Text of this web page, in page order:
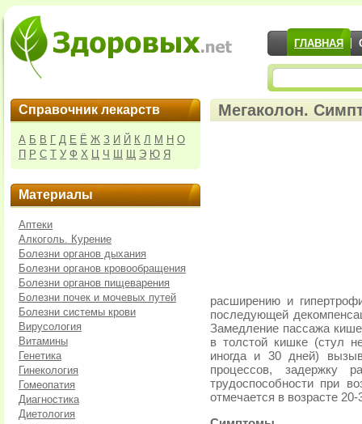
ГЛАВНАЯ
Справочник лекарств
А Б В Г Д Е Ё Ж З И Й К Л М Н О
П Р С Т У Ф Х Ц Ч Ш Щ Э Ю Я
Материалы
Аптеки
Алкоголь. Курение
Болезни органов дыхания
Болезни органов кровообращения
Болезни органов пищеварения
Болезни почек и мочевых путей
Болезни системы крови
Вирусология
Витамины
Генетика
Гинекология
Гомеопатия
Диагностика
Диетология
Мегаколон.
расширению и
последующей
Замедление пассажа
в толстой кишке (стул
иногда и 30 дней)
процессов, задержку
трудоспособности при
отмечается в возрасте 20-